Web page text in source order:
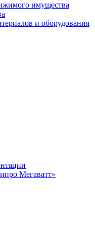
имущества
и оборудования
Мегаватт»